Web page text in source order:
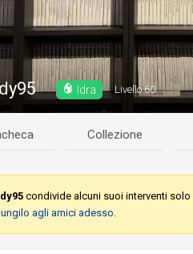
Idra Livello60
Collezione
condivide alcuni suoi interventi
agli amici adesso